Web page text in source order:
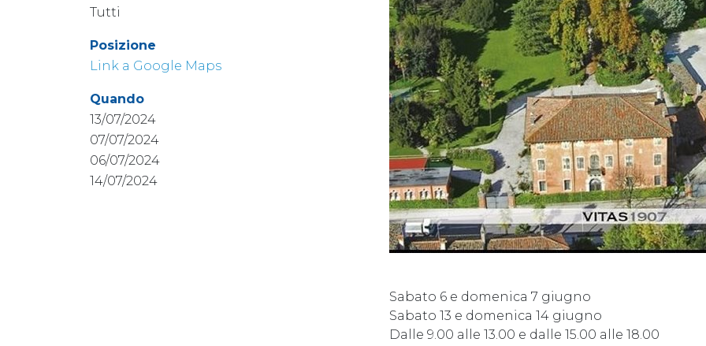
Tutti
Posizione
Link a Google Maps
Quando
13/07/2024
07/07/2024
06/07/2024
14/07/2024
Sabato 6 e domenica 7 giugno
Sabato 13 e domenica 14 giugno
Dalle 9.00 alle 13.00 e dalle 15.00 alle 18.00